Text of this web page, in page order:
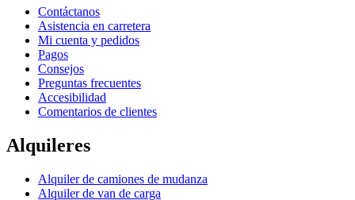
Contáctanos
Asistencia en carretera
Mi cuenta y pedidos
Pagos
Consejos
Preguntas frecuentes
Accesibilidad
Comentarios de clientes
Alquileres
Alquiler de camiones de mudanza
Alquiler de van de carga